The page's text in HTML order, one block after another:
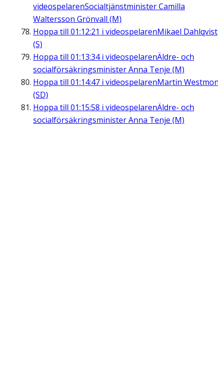
videospelarenSocialtjänstminister Camilla
Waltersson Grönvall (M)
Hoppa till 01:12:21 i videospelarenMikael Dahlqvist
(S)
Hoppa till 01:13:34i videospelarenÄldre- och
socialförsäkringsminister Anna Tenje (M)
Hoppa till 01:14:47 i videospelarenMartin
(SD)
Hoppa till 01:15:58 i videospelarenÄldre- och
socialförsäkringsminister Anna Tenje (M)